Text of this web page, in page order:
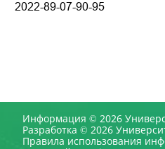
2022-89-07-90-95
Информация © 2026
Разработка © 2026
Правила использования